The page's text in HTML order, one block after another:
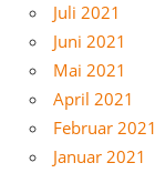
Juli 2021
Juni 2021
Mai 2021
April 2021
Februar 2021
Januar 2021